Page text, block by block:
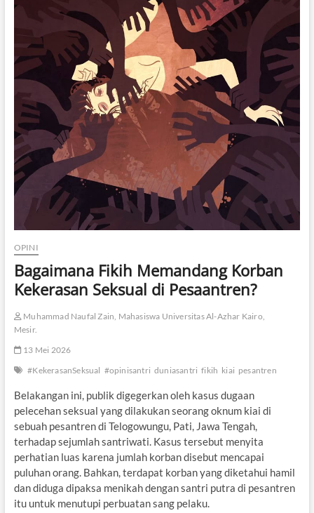
OPINI
Bagaimana Fikih Memandang Korban
Kekerasan Seksual di Pesaantren?
Muhammad Naufal Zain, Mahasiswa Universitas Al-Azhar Kairo,
Mesir.
13 Mei 2026
#KekerasanSeksual #opinisantri duniasantri fikih kiai pesantren
Belakangan ini, publik digegerkan oleh kasus dugaan
pelecehan seksual yang dilakukan seorang oknum kiai di
sebuah pesantren di Telogowungu, Pati, Jawa Tengah,
terhadap sejumlah santriwati. Kasus tersebut menyita
perhatian luas karena jumlah korban disebut mencapai
puluhan orang. Bahkan, terdapat korban yang diketahui hamil
dan diduga dipaksa menikah dengan santri putra di pesantren
itu untuk menutupi perbuatan sang pelaku.